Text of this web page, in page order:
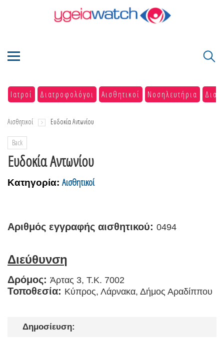
Ιατροί Διατροφολόγοι Αισθητικοί Νοσηλευτήρια
Αισθητικοί Ευδοκία Αντωνίου
Back
Ευδοκία Αντωνίου
Κατηγορία: Αισθητικοί
Αριθμός εγγραφής αισθητικού: 0494
Διεύθυνση
Δρόμος: Άρτας 3, Τ.Κ. 7002
Τοποθεσία: Κύπρος, Λάρνακα, Δήμος Αραδίππου
Δημοσίευση: